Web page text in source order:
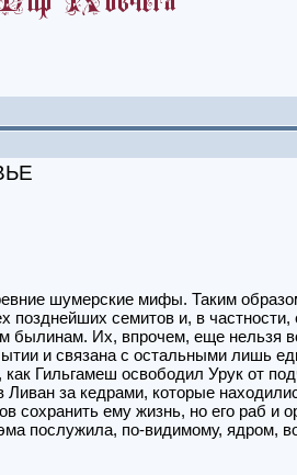
шумерские мифы. Таким
семитов и, в
былинам. Их, впрочем, еще нельзя
и связана с остальными лишь
Гильгамеш освободил Урук от
за кедрами, которые
ему жизнь, но его раб и
послужила, по-видимому, ядром,